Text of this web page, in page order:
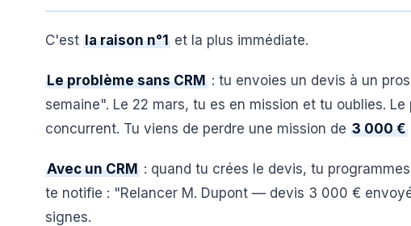
C'est la raison n°1 et la plus immédiate.
Le problème sans CRM : tu envoies un devis à un
semaine". Le 22 mars, tu es en mission et tu oublies.
concurrent. Tu viens de perdre une mission de 3 000 €
Avec un CRM : quand tu crées le devis, tu
te notifie : "Relancer M. Dupont — devis 3 000 €
signes.